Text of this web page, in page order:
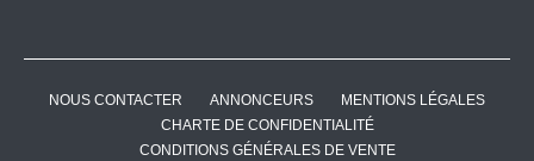
NOUS CONTACTER ANNONCEURS
MENTIONS LÉGALES
CHARTE DE CONFIDENTIALITÉ
CONDITIONS GÉNÉRALES DE VENTE